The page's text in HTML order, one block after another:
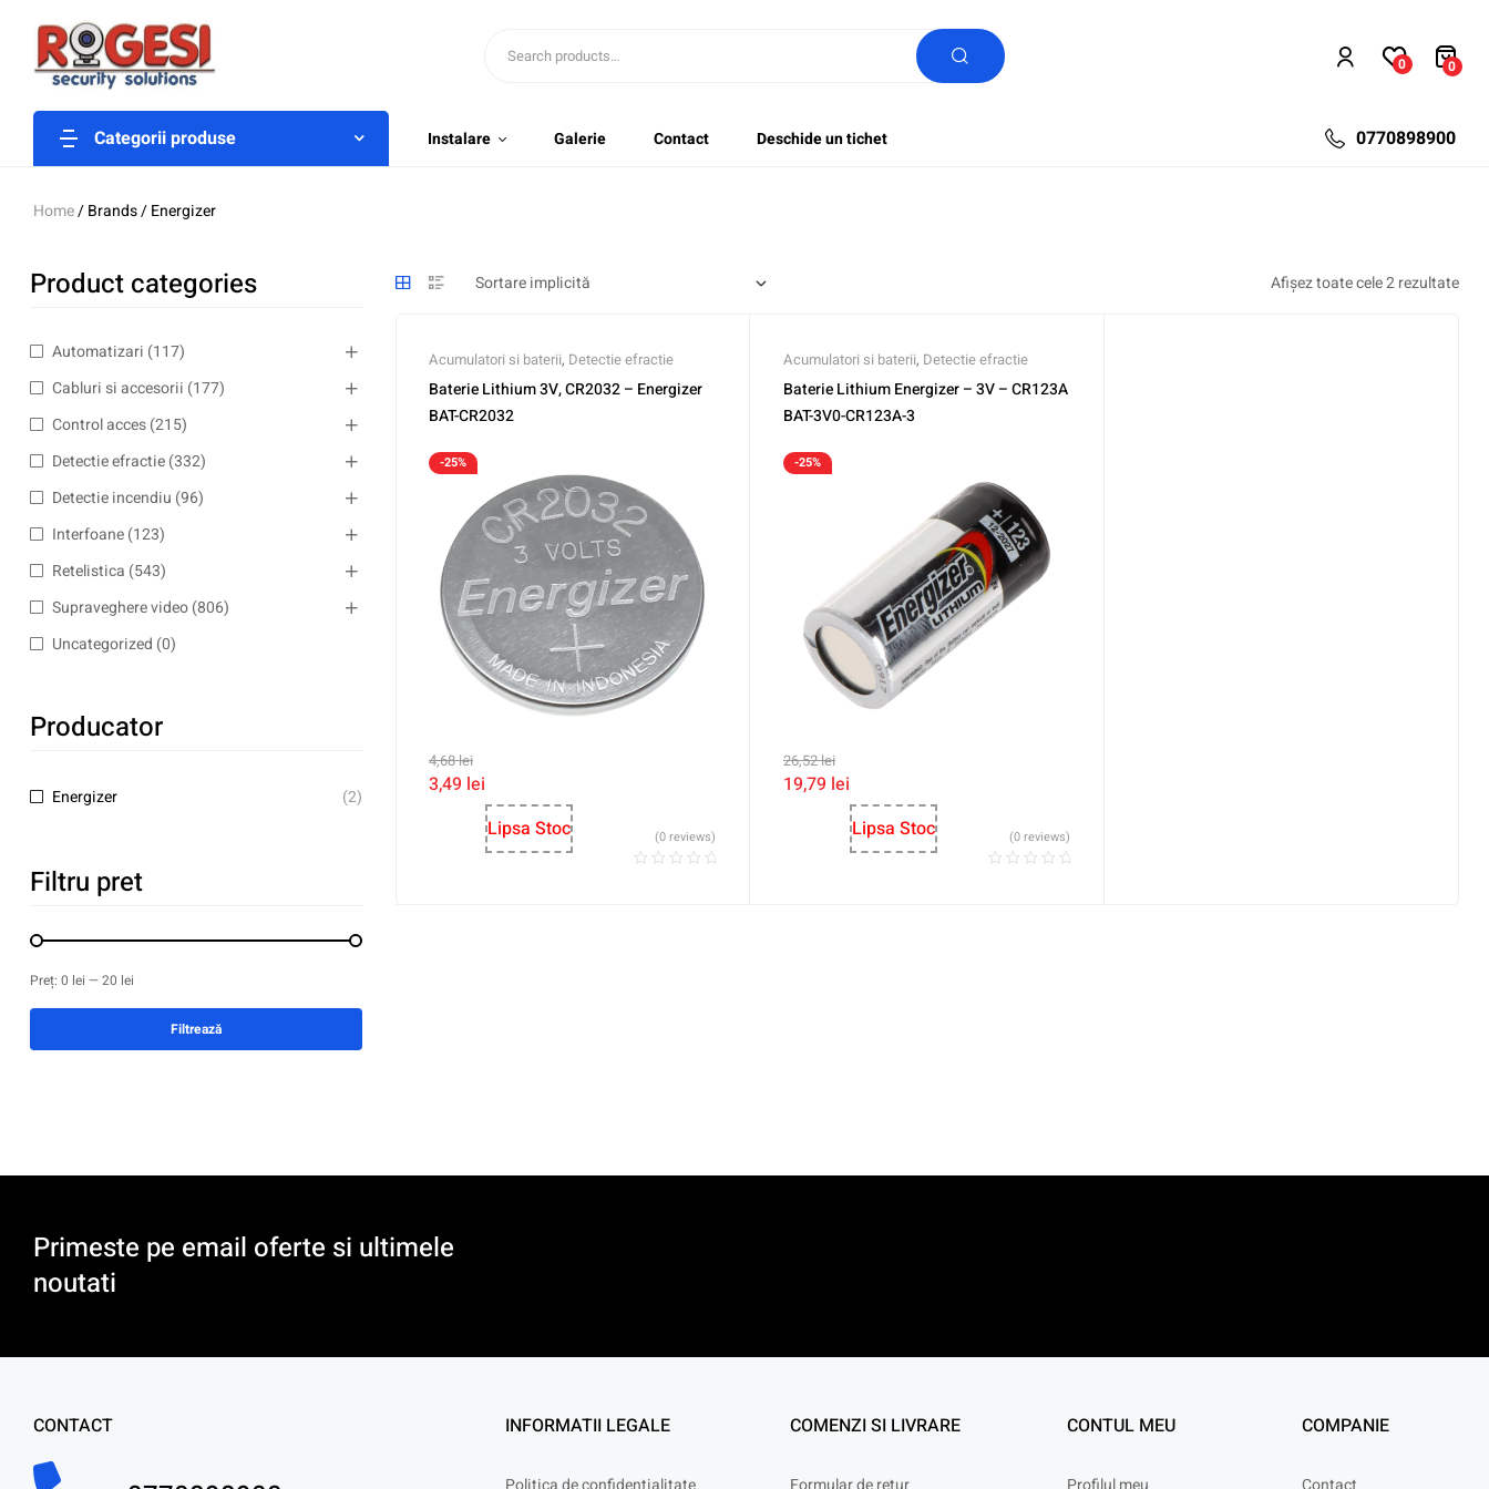
0 0
Categorii produse Instalare Galerie Contact Deschide un tichet 0770898900
Home/ Brands / Energizer
Afișez toate cele 2 rezultate
Acumulatori si baterii, Detectie efractie
Baterie Lithium 3V, CR2032 – Energizer
BAT-CR2032
-25%
4,68lei
3,49 lei
Lipsa Stoc
(0 reviews)
Acumulatori si baterii, Detectie efractie
Baterie Lithium Energizer – 3V – CR123A
BAT-3V0-CR123A-3
-25%
26,52lei
19,79 lei
Lipsa Stoc
(0 reviews)
Product categories
Automatizari (117)
Cabluri si accesorii (177)
Control acces(215)
Detectie efractie(332)
Detectie incendiu (96)
Interfoane(123)
Retelistica (543)
Supraveghere video(806)
Uncategorized (0)
Producator
Energizer (2)
Filtru pret
Filtrează
Preț: 0 lei —20 lei
Primeste pe email oferte si ultimele
noutati
CONTACT INFORMATII LEGALE COMENZI SI LIVRARE CONTUL MEU COMPANIE